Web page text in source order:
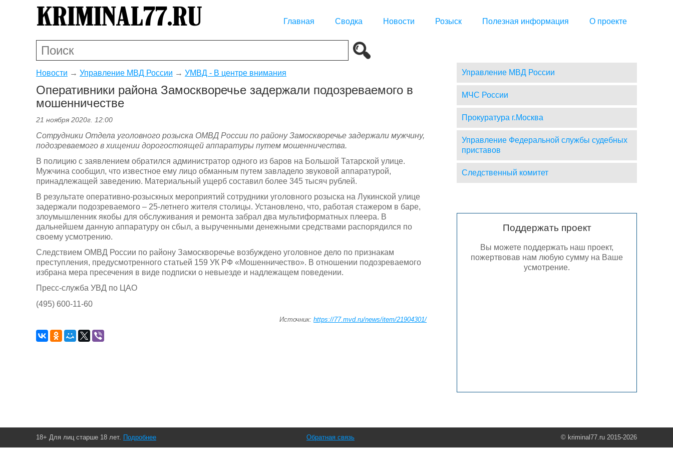
Главная Сводка Новости Розыск Полезная информация О проекте
Новости → Управление МВД России → УМВД - В центре внимания
Оперативники района Замоскворечье задержали подозреваемого в
мошенничестве
21 ноября 2020г. 12:00
Сотрудники Отдела уголовного розыска ОМВД России по району Замоскворечье задержали мужчину,
подозреваемого в хищении дорогостоящей аппаратуры путем мошенничества.
В полицию с заявлением обратился администратор одного из баров на Большой Татарской улице.
Мужчина сообщил, что известное ему лицо обманным путем завладело звуковой аппаратурой,
принадлежащей заведению. Материальный ущерб составил более 345 тысяч рублей.
В результате оперативно-розыскных мероприятий сотрудники уголовного розыска на Лукинской улице
задержали подозреваемого – 25-летнего жителя столицы. Установлено, что, работая стажером в баре,
злоумышленник якобы для обслуживания и ремонта забрал два мультиформатных плеера. В
дальнейшем данную аппаратуру он сбыл, а вырученными денежными средствами распорядился по
своему усмотрению.
Следствием ОМВД России по району Замоскворечье возбуждено уголовное дело по признакам
преступления, предусмотренного статьей 159 УК РФ «Мошенничество». В отношении подозреваемого
избрана мера пресечения в виде подписки о невыезде и надлежащем поведении.
Пресс-служба УВД по ЦАО
(495) 600-11-60
Источник: https://77.mvd.ru/news/item/21904301/
Управление МВД России
МЧС России
Прокуратура г.Москва
Управление Федеральной службы судебных
приставов
Следственный комитет
Поддержать проект
Вы можете поддержать наш проект,
пожертвовав нам любую сумму на Ваше
усмотрение.
18+ Для лиц старше 18 лет. Подробнее © kriminal77.ru 2015-2026
Обратная связь